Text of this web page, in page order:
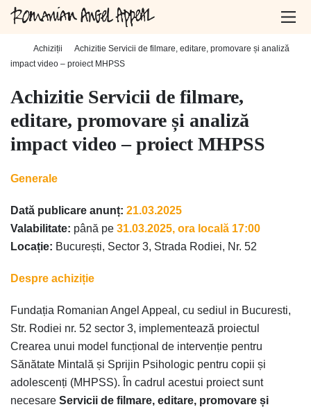
Achiziții
Achizitie Servicii de filmare, editare, promovare și analiză
impact video – proiect MHPSS
Achizitie Servicii de filmare,
editare, promovare și analiză
impact video – proiect MHPSS
Generale
Dată publicare anunț: 21.03.2025
Valabilitate: până pe 31.03.2025, ora locală 17:00
Locație: București, Sector 3, Strada Rodiei, Nr. 52
Despre achiziție
Fundația Romanian Angel Appeal, cu sediul in Bucuresti,
Str. Rodiei nr. 52 sector 3, implementează proiectul
Crearea unui model funcțional de intervenție pentru
Sănătate Mintală și Sprijin Psihologic pentru copii și
adolescenți (MHPSS). În cadrul acestui proiect sunt
necesare Servicii de filmare, editare, promovare și